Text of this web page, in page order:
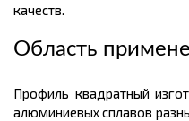
качеств.
Область
Профиль квадратный
алюминиевых сплавов